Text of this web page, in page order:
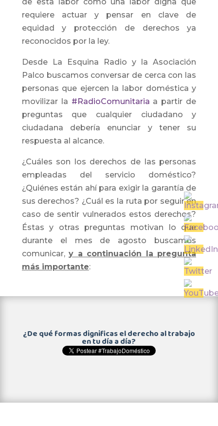
requiere actuar y pensar en clave de
equidad y protección de derechos ya
reconocidos por la ley.
Desde La Esquina Radio y la Asociación
Palco buscamos conversar de cerca con las
personas que ejercen la labor doméstica y
movilizar la #RadioComunitaria a partir de
preguntas que cualquier ciudadano y
ciudadana debería enunciar y tener su
respuesta al alcance.
¿Cuáles son los derechos de las personas
empleadas del servicio doméstico?
¿Quiénes están ahí para exigir la garantía de
sus derechos? ¿Cuál es la ruta por seguir en
caso de sentir vulnerados estos derechos?
Éstas y otras preguntas motivan lo que
durante el mes de agosto buscamos
comunicar,y a continuación la pregunta
más importante:
¿De qué formas dignificas el derecho al trabajo
en tu día a día?